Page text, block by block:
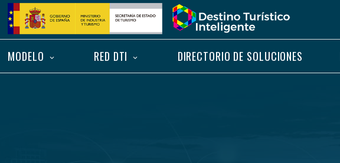
Saltar
contenido
Inicio
MODELO RED DTI DIRECTORIO DE SOLUCIONES